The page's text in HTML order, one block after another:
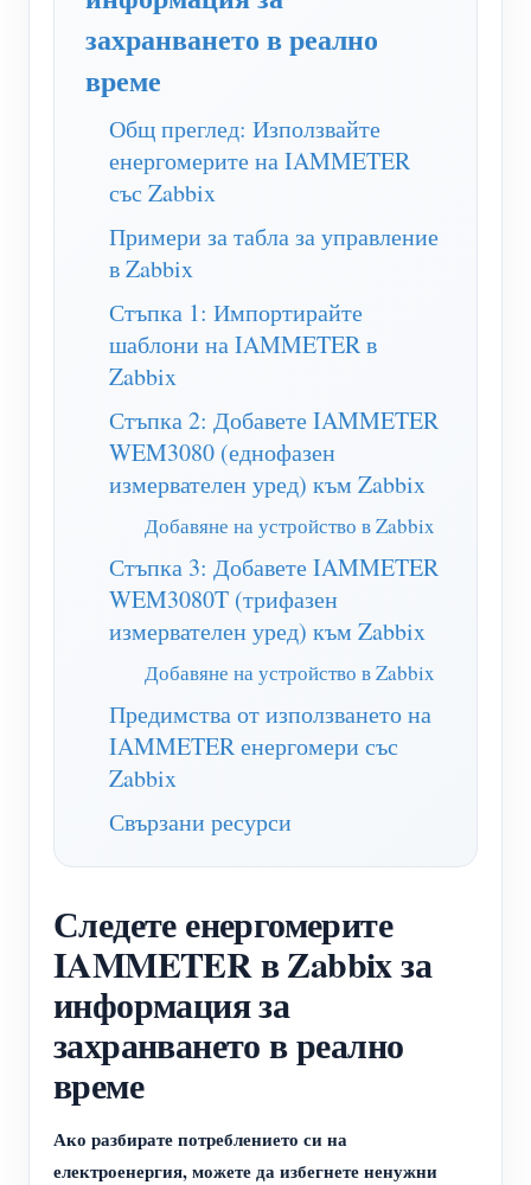
WiFi контролер за захранване
IAMMETER Cloud Pro
Услуга за самостоятелно хостване
EV зарядно устройство
IAMMETER Симулатор
Виртуален измервателен уред
Система за енергийно прогнозиране и симулация
Приложения
Енергиен монитор на слънчева фотоволтаична
система
Монитор за потребление на електроенергия
нагреватели
Домашна автоматизация
Фабричен енергиен мониторинг
Магазин
Ресурси
Бърз старт на продукта
Документ
Обучително видео
ЧЗВ
Общност
Разработчик
Разгледайте
Програма за награди
Контакт
За нас
захранването в реално
време
Общ преглед: Използвайте
енергомерите на IAMMETER
със Zabbix
Примери за табла за управление
в Zabbix
Стъпка 1: Импортирайте
шаблони на IAMMETER в
Zabbix
Стъпка 2: Добавете IAMMETER
WEM3080 (еднофазен
измервателен уред) към Zabbix
Добавяне на устройство в Zabbix
Стъпка 3: Добавете IAMMETER
WEM3080T (трифазен
измервателен уред) към Zabbix
Добавяне на устройство в Zabbix
Предимства от използването на
IAMMETER енергомери със
Zabbix
Свързани ресурси
Следете енергомерите
IAMMETER в Zabbix за
информация за
захранването в реално
време
Ако разбирате потреблението си на
електроенергия, можете да избегнете ненужни